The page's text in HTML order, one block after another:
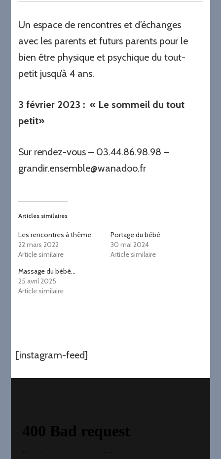
Un espace de rencontres et d’échanges
avec les parents et futurs parents pour le
bien être physique et psychique du tout-
petit jusqu’à 4 ans.
3 février 2023 : « Le sommeil du tout
petit»
Sur rendez-vous – 03.44.86.98.98 –
grandir.ensemble@wanadoo.fr
Articles similaires
Les rencontres à thème
22 mars 2022
Article similaire
Portage du bébé
30 mai 2024
Article similaire
Massage du bébé…
25 avril 2025
Article similaire
[instagram-feed]